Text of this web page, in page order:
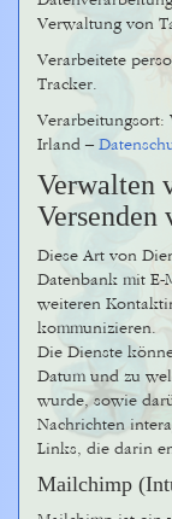
Verwaltung von
Verarbeitete
Tracker.
Verarbeitungsort:
Irland –
Verwalten
Versenden
Diese Art von
Datenbank mit E-
weiteren
kommunizieren.
Die Dienste
Datum und zu
wurde, sowie
Nachrichten
Links, die darin
Mailchimp